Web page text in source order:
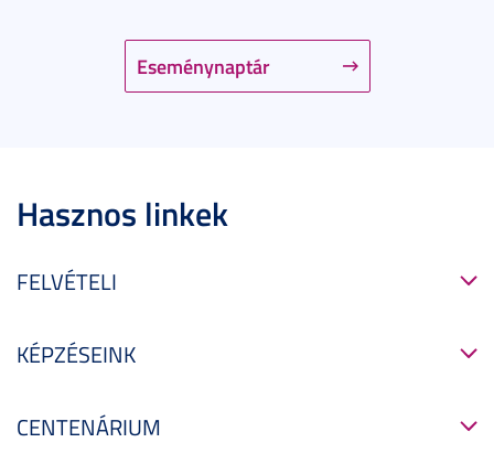
Eseménynaptár
Hasznos linkek
FELVÉTELI
KÉPZÉSEINK
CENTENÁRIUM